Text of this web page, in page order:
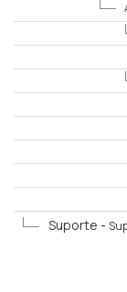
VeterináriaSuporte -